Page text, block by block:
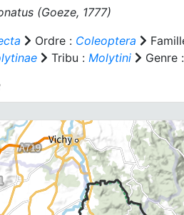
(Goeze, 1777)
Ordre : Coleoptera
Tribu : Molytini Genre